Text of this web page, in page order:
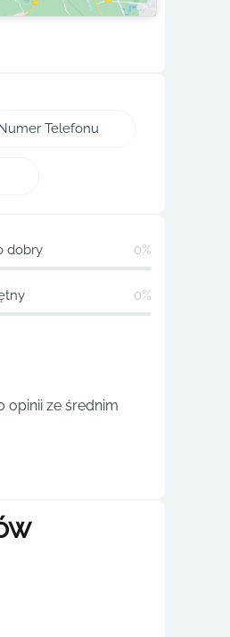
Telefonu
dobry 0%
0%
opinii ze średnim